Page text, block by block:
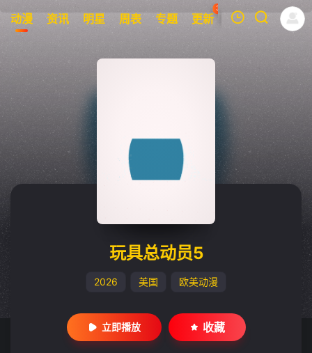
动漫 资讯 明星 周表 专题 更新
32
榜单 APP
暂无观看影片的记录
玩具总动员5
2026 美国 欧美动漫
立即播放 收藏